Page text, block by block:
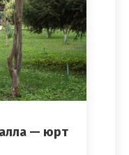
— юрт